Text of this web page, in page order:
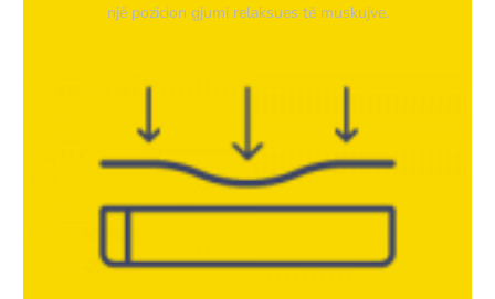
një pozicion gjumi relaksues të muskujve.